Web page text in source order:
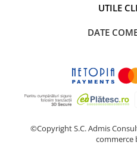
UTILE
DATE
©Copyright S.C. Admis
commerce